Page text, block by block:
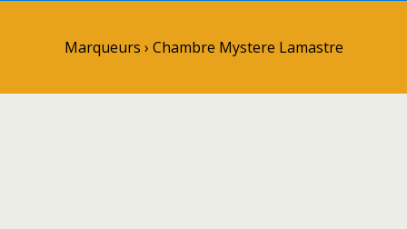
Marqueurs › Chambre Mystere Lamastre